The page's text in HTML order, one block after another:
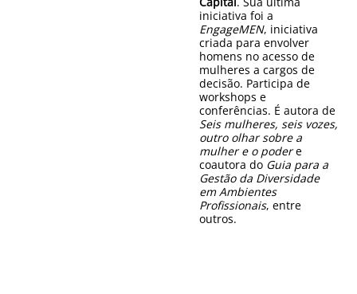
iniciativa foi a
EngageMEN, iniciativa
criada para envolver
homens no acesso de
mulheres a cargos de
decisão. Participa de
workshops e
conferências. É autora de
Seis mulheres, seis vozes,
outro olhar sobre a
mulher e o podere
coautora do Guia para a
Gestão da Diversidade
em Ambientes
Profissionais, entre
outros.